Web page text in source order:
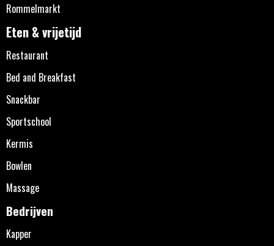
Rommelmarkt
Eten & vrijetijd
Restaurant
Bed and Breakfast
Snackbar
Sportschool
Kermis
Bowlen
Massage
Bedrijven
Kapper